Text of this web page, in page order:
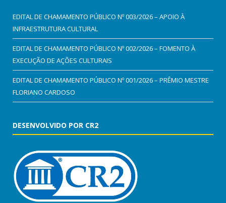
EDITAL DE CHAMAMENTO PÚBLICO Nº 003/2026 – APOIO À
INFRAESTRUTURA CULTURAL
EDITAL DE CHAMAMENTO PÚBLICO Nº 002/2026 – FOMENTO À
EXECUÇÃO DE AÇÕES CULTURAIS
EDITAL DE CHAMAMENTO PÚBLICO Nº 001/2026 – PRÊMIO MESTRE
FLORIANO CARDOSO
DESENVOLVIDO POR CR2